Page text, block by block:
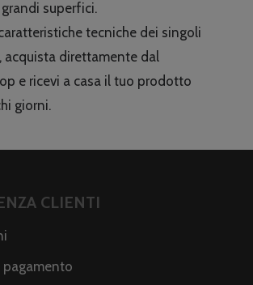
superfici.
tecniche dei singoli
direttamente dal
e ricevi a casa il tuo prodotto
giorni.
CLIENTI